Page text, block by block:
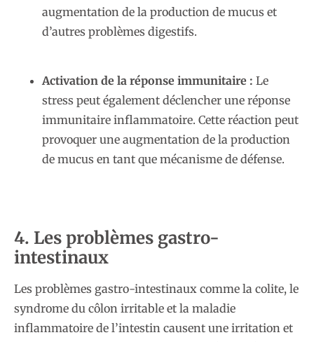
augmentation de la production de mucus et
d’autres problèmes digestifs.
Activation de la réponse immunitaire : Le
stress peut également déclencher une réponse
immunitaire inflammatoire. Cette réaction peut
provoquer une augmentation de la production
de mucus en tant que mécanisme de défense.
4. Les problèmes gastro-
intestinaux
Les problèmes gastro-intestinaux comme la colite, le
syndrome du côlon irritable et la maladie
inflammatoire de l’intestin causent une irritation et